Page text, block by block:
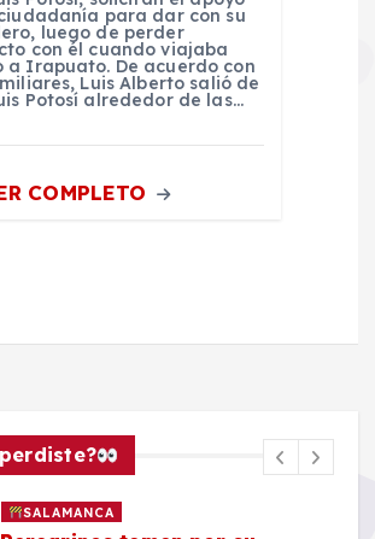
para dar con su
luego de perder
con él cuando viajaba
a Irapuato. De acuerdo con
Luis Alberto salió de
Potosí alrededor de las…
COMPLETO
SALAMANCA